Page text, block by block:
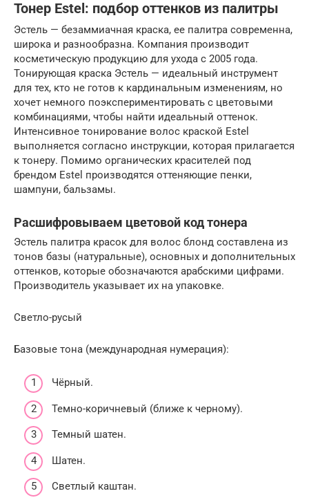
Тонер Estel: подбор оттенков из палитры
Эстель — безаммиачная краска, ее палитра современна,
широка и разнообразна. Компания производит
косметическую продукцию для ухода с 2005 года.
Тонирующая краска Эстель — идеальный инструмент
для тех, кто не готов к кардинальным изменениям, но
хочет немного поэкспериментировать с цветовыми
комбинациями, чтобы найти идеальный оттенок.
Интенсивное тонирование волос краской Estel
выполняется согласно инструкции, которая прилагается
к тонеру. Помимо органических красителей под
брендом Estel производятся оттеняющие пенки,
шампуни, бальзамы.
Расшифровываем цветовой код тонера
Эстель палитра красок для волос блонд составлена из
тонов базы (натуральные), основных и дополнительных
оттенков, которые обозначаются арабскими цифрами.
Производитель указывает их на упаковке.
Светло-русый
Базовые тона (международная нумерация):
Чёрный.
Темно-коричневый (ближе к черному).
Темный шатен.
Шатен.
Светлый каштан.